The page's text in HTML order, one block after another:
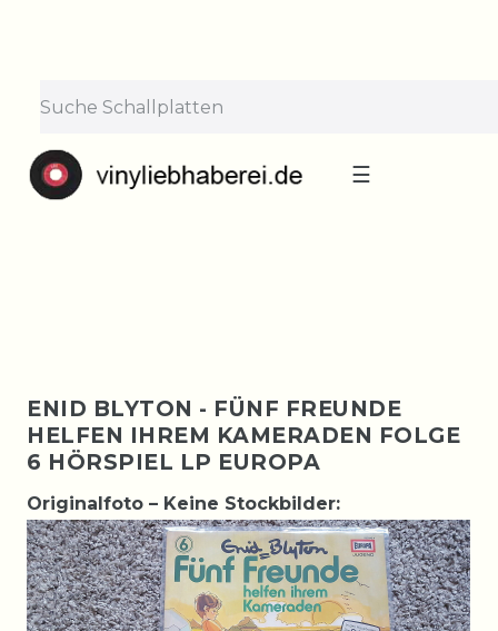
Bestellungen nehmen wir gerne entgegen —
der Versand startet wieder ab Montag, 31.
☰
ENID BLYTON - FÜNF FREUNDE
HELFEN IHREM KAMERADEN FOLGE
6 HÖRSPIEL LP EUROPA
Originalfoto – Keine Stockbilder: